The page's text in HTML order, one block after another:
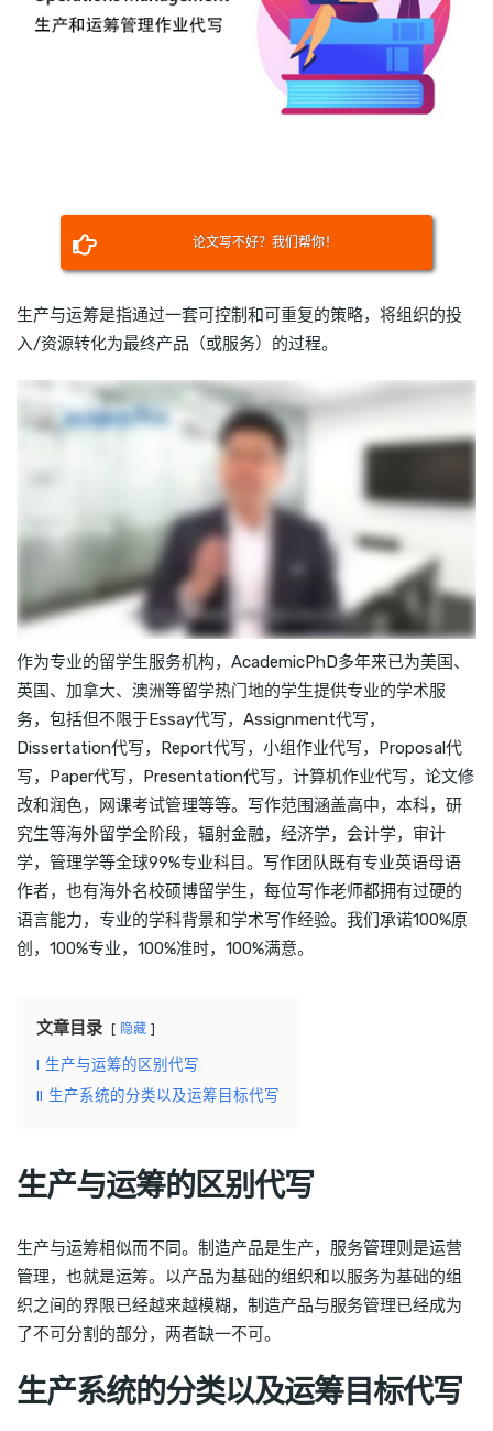
论文写不好？我们帮你！
生产与运筹是指通过一套可控制和可重复的策略，将组织的投
入/资源转化为最终产品（或服务）的过程。
作为专业的留学生服务机构，AcademicPhD多年来已为美国、
英国、加拿大、澳洲等留学热门地的学生提供专业的学术服
务，包括但不限于Essay代写，Assignment代写，
Dissertation代写，Report代写，小组作业代写，Proposal代
写，Paper代写，Presentation代写，计算机作业代写，论文修
改和润色，网课考试管理等等。写作范围涵盖高中，本科，研
究生等海外留学全阶段，辐射金融，经济学，会计学，审计
学，管理学等全球99%专业科目。写作团队既有专业英语母语
作者，也有海外名校硕博留学生，每位写作老师都拥有过硬的
语言能力，专业的学科背景和学术写作经验。我们承诺100%原
创，100%专业，100%准时，100%满意。
文章目录 隐藏
I 生产与运筹的区别代写
II 生产系统的分类以及运筹目标代写
生产与运筹的区别代写
生产与运筹相似而不同。制造产品是生产，服务管理则是运营
管理，也就是运筹。以产品为基础的组织和以服务为基础的组
织之间的界限已经越来越模糊，制造产品与服务管理已经成为
了不可分割的部分，两者缺一不可。
生产系统的分类以及运筹目标代写